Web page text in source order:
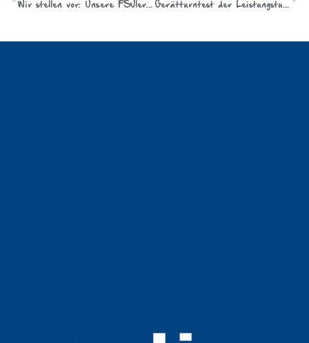
Wir stellen vor: Unsere FSJlerinnen 2023! Gerätturntest der Leistungsturner mit hervorragendem Ergebnis!